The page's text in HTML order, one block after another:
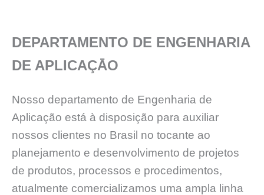
DEPARTAMENTO DE ENGENHARIA
DE APLICAÇĀO
Nosso departamento de Engenharia de
Aplicação está à disposição para auxiliar
nossos clientes no Brasil no tocante ao
planejamento e desenvolvimento de projetos
de produtos, processos e procedimentos,
atualmente comercializamos uma ampla linha